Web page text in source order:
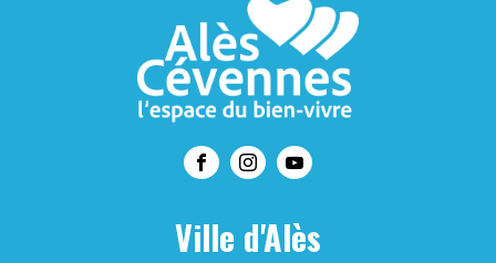
Ville d'Alès